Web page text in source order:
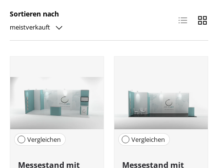
Sortieren nach
meistverkauft
Vergleichen
Messestand mit
Vergleichen
Messestand mit